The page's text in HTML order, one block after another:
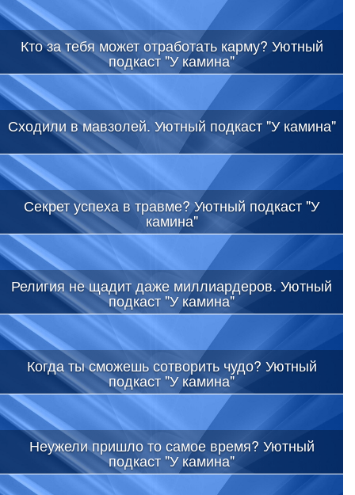
Кто за тебя может отработать карму? Уютный
подкаст "У камина"
Сходили в мавзолей. Уютный подкаст "У камина"
Секрет успеха в травме? Уютный подкаст "У
камина"
Религия не щадит даже миллиардеров. Уютный
подкаст "У камина"
Когда ты сможешь сотворить чудо? Уютный
подкаст "У камина"
Неужели пришло то самое время? Уютный
подкаст "У камина"